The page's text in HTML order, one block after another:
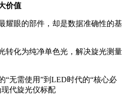
价值
耀眼的部件，却是数据准确性的基
转化为纯净单色光，解决旋光测量
“无需使用”到LED时代的“核心必
代旋光仪标配